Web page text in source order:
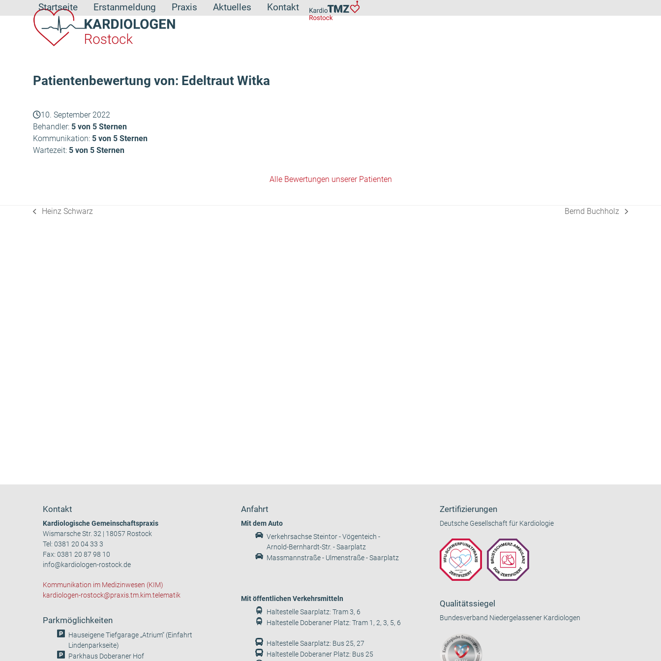
to
Startseite Erstanmeldung Praxis Aktuelles Kontakt
Patientenbewertung von: Edeltraut Witka
10. September 2022
Behandler: 5 von 5 Sternen
Kommunikation: 5 von 5 Sternen
Wartezeit: 5 von 5 Sternen
Alle Bewertungen unserer Patienten
vorheriger
Heinz Schwarz
Nächster
Bernd Buchholz
Kontakt
Kardiologische Gemeinschaftspraxis
Wismarsche Str. 32 | 18057 Rostock
Tel:0381 20 04 33 3
Fax: 0381 20 87 98 10
info@kardiologen-rostock.de
Kommunikation im Medizinwesen (KIM)
kardiologen-rostock@praxis.tm.kim.telematik
Parkmöglichkeiten
Hauseigene Tiefgarage „Atrium“ (Einfahrt
Lindenparkseite)
Parkhaus Doberaner Hof
Anfahrt
Mit dem Auto
Verkehrsachse Steintor - Vögenteich -
Arnold-Bernhardt-Str. - Saarplatz
Massmannstraße - Ulmenstraße - Saarplatz
Mit öffentlichen Verkehrsmitteln
Haltestelle Saarplatz: Tram 3, 6
Haltestelle Doberaner Platz: Tram 1, 2, 3, 5, 6
Haltestelle Saarplatz: Bus 25, 27
Haltestelle Doberaner Platz: Bus 25
Zertifizierungen
Deutsche Gesellschaft für Kardiologie
Qualitätssiegel
Bundesverband Niedergelassener Kardiologen